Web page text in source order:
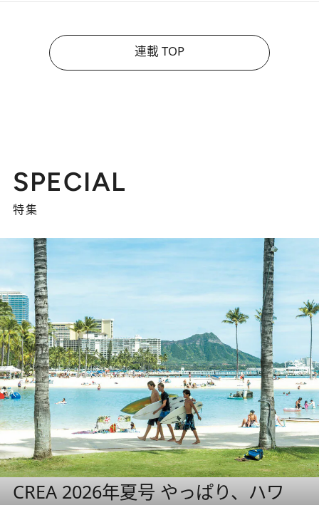
連載 TOP
SPECIAL
特集
CREA 2026年夏号 やっぱり、ハワ